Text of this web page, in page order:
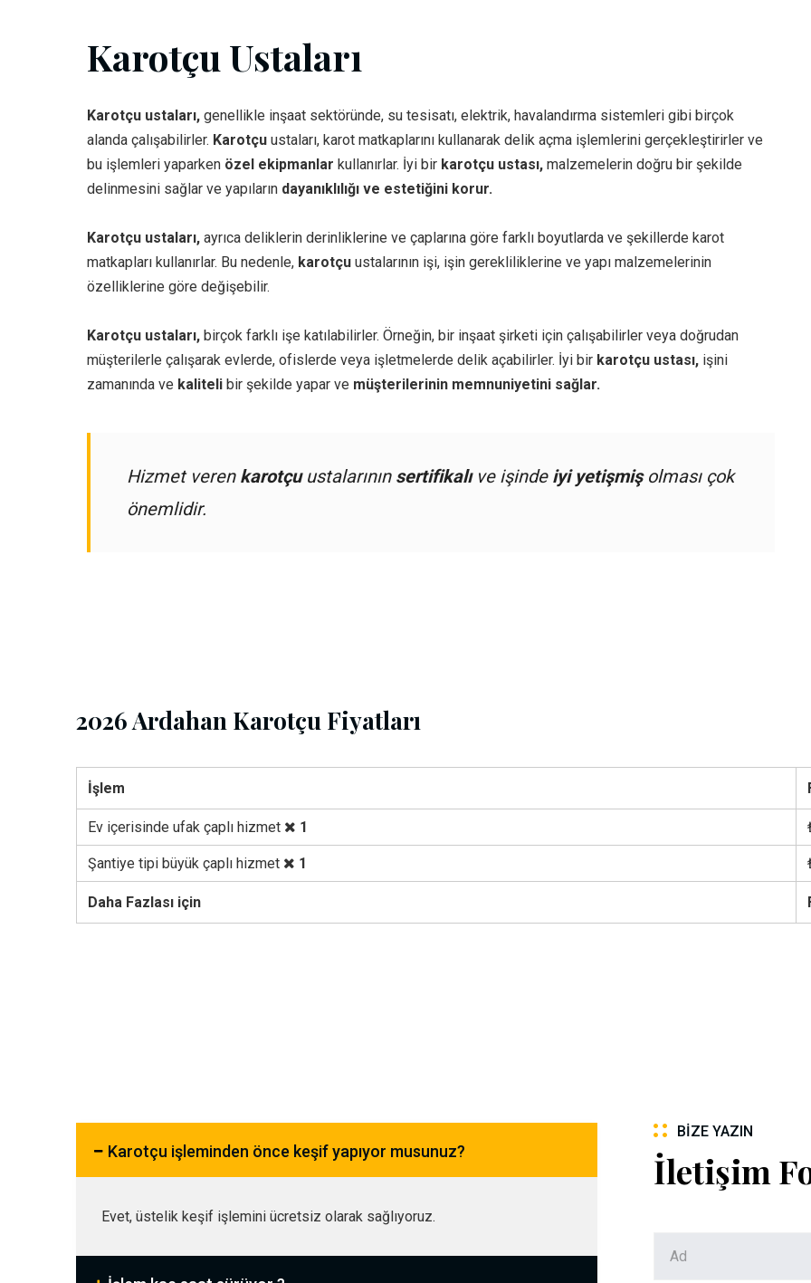
Karotçu Ustaları
Karotçu ustaları, genellikle inşaat sektöründe, su tesisatı, elektrik, havalandırma sistemleri gibi birçok
alanda çalışabilirler. Karotçu ustaları, karot matkaplarını kullanarak delik açma işlemlerini gerçekleştirirler ve
bu işlemleri yaparken özel ekipmanlar kullanırlar. İyi bir karotçu ustası, malzemelerin doğru bir şekilde
delinmesini sağlar ve yapıların dayanıklılığı ve estetiğini korur.
Karotçu ustaları, ayrıca deliklerin derinliklerine ve çaplarına göre farklı boyutlarda ve şekillerde karot
matkapları kullanırlar. Bu nedenle, karotçu ustalarının işi, işin gerekliliklerine ve yapı malzemelerinin
özelliklerine göre değişebilir.
Karotçu ustaları, birçok farklı işe katılabilirler. Örneğin, bir inşaat şirketi için çalışabilirler veya doğrudan
müşterilerle çalışarak evlerde, ofislerde veya işletmelerde delik açabilirler. İyi bir karotçu ustası, işini
zamanında ve kaliteli bir şekilde yapar ve müşterilerinin memnuniyetini sağlar.
Hizmet veren karotçuustalarının sertifikalıve işinde iyi yetişmişolması çok
önemlidir.
2026 Ardahan Karotçu Fiyatları
İşlem
Ev içerisinde ufak çaplı hizmet 1
Şantiye tipi büyük çaplı hizmet 1
Daha Fazlası için
Karotçu işleminden önce keşif yapıyor musunuz?
Evet, üstelik keşif işlemini ücretsiz olarak sağlıyoruz.
BIZE YAZIN
İletişim